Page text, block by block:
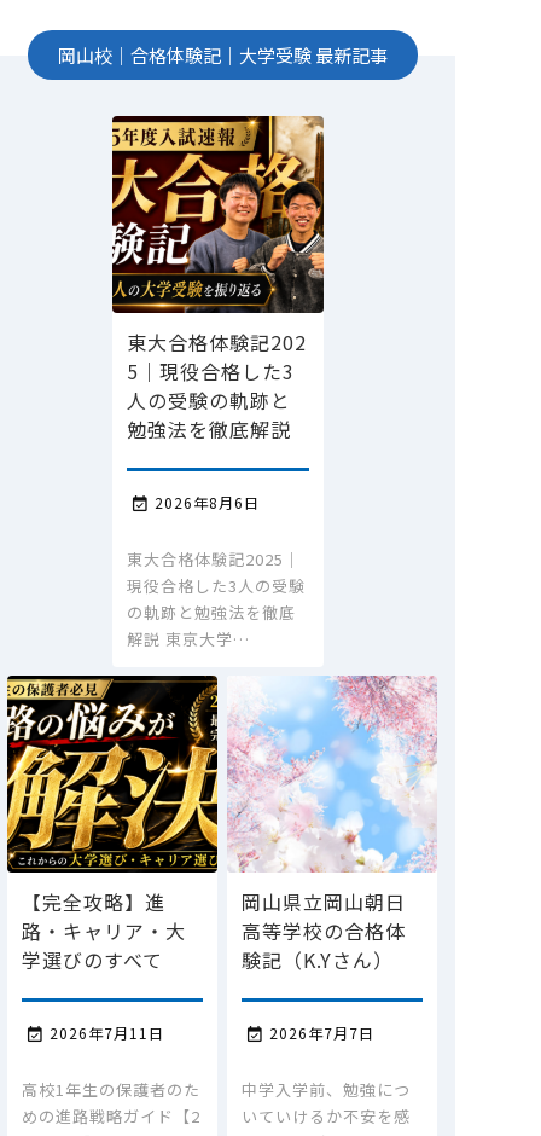
岡山校｜ 合格体験記｜ 大学受験最新記事
東大合格体験記202
5｜現役合格した3
人の受験の軌跡と
勉強法を徹底解説
 2026年8月6日
東大合格体験記2025｜
現役合格した3人の受験
の軌跡と勉強法を徹底
解説 東京大学…
【完全攻略】進
路・キャリア・大
学選びのすべて
 2026年7月11日
高校1年生の保護者のた
めの進路戦略ガイド【2
岡山県立岡山朝日
高等学校の合格体
験記（K.Yさん）
 2026年7月7日
中学入学前、勉強につ
いていけるか不安を感